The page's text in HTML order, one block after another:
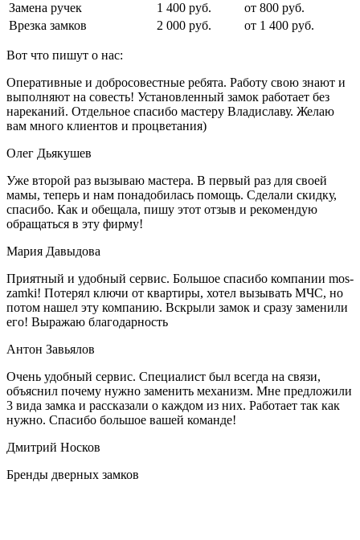
Замена ручек
1 400 руб.
от 800 руб.
Врезка замков
2 000 руб. от 1 400 руб.
Вот что пишут о нас:
Оперативные и добросовестные ребята. Работу свою знают и
выполняют на совесть! Установленный замок работает без
нареканий. Отдельное спасибо мастеру Владиславу. Желаю
вам много клиентов и процветания)
Олег Дьякушев
Уже второй раз вызываю мастера. В первый раз для своей
мамы, теперь и нам понадобилась помощь. Сделали скидку,
спасибо. Как и обещала, пишу этот отзыв и рекомендую
обращаться в эту фирму!
Мария Давыдова
Приятный и удобный сервис. Большое спасибо компании mos-
zamki! Потерял ключи от квартиры, хотел вызывать МЧС, но
потом нашел эту компанию. Вскрыли замок и сразу заменили
его! Выражаю благодарность
Антон Завьялов
Очень удобный сервис. Специалист был всегда на связи,
объяснил почему нужно заменить механизм. Мне предложили
3 вида замка и рассказали о каждом из них. Работает так как
нужно. Спасибо большое вашей команде!
Дмитрий Носков
Бренды дверных замков